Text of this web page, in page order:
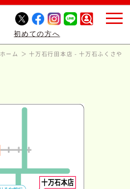
初めての方へ
ホーム 十万石行田本店 - 十万石ふくさや